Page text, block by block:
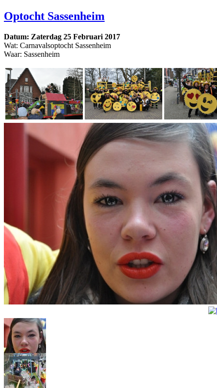
Optocht Sassenheim
Datum: Zaterdag 25 Februari 2017
Wat: Carnavalsoptocht Sassenheim
Waar: Sassenheim